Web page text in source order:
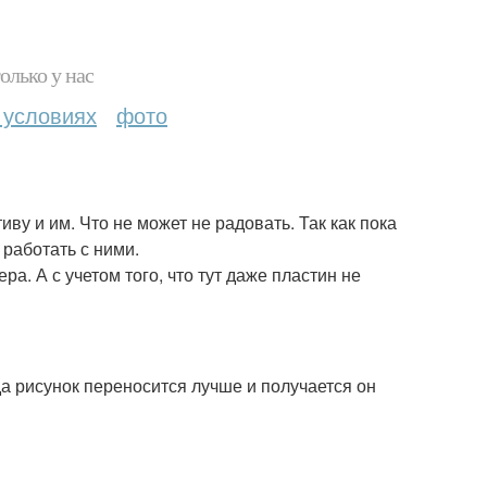
у нас
фото
и им. Что не может не радовать. Так как пока
с ними.
А с учетом того, что тут даже пластин не
рисунок переносится лучше и получается он